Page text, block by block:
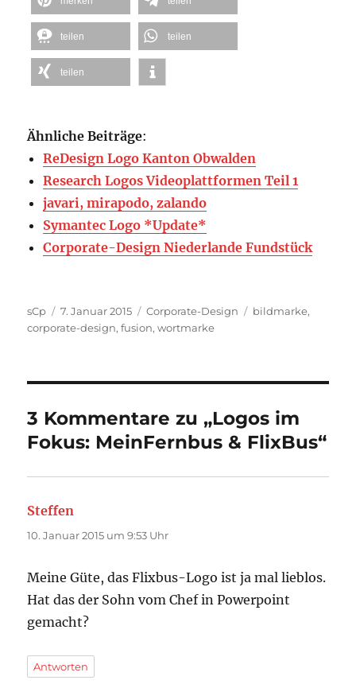
teilen teilen
teilen
Ähnliche Beiträge:
ReDesign Logo Kanton Obwalden
Research Logos Videoplattformen Teil 1
javari, mirapodo, zalando
Symantec Logo *Update*
Corporate-Design Niederlande Fundstück
Autor
sCp
Veröffentlicht
am
7. Januar 2015 Kategorien
Corporate-Design Schlagwörter
bildmarke,
corporate-design,fusion,wortmarke
3 Kommentare zu „Logos im
Fokus: MeinFernbus & FlixBus“
Steffen
10. Januar 2015 um 9:53 Uhr
Meine Güte, das Flixbus-Logo ist ja mal lieblos.
Hat das der Sohn vom Chef in Powerpoint
gemacht?
Antworten